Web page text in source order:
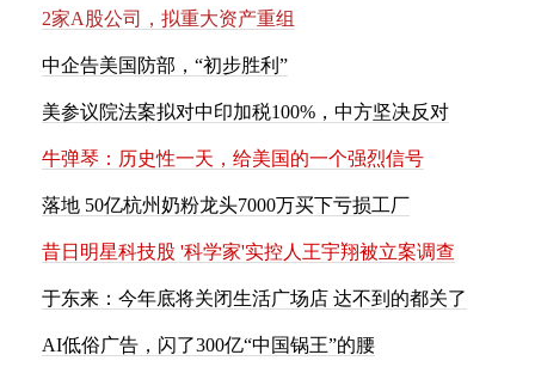
2家A 股公司 ， 拟重大资产重组
中企告美国 防部 ， “初步胜利 ”
美参议院法案拟对中印加税100% ， 中方坚决反 对
牛弹琴 ： 历史性一天 ， 给美国的一个强烈信号
落地 50亿杭州奶粉龙头7000万买下亏损工厂
昔日 明星科技股 '科学家'实控人 王宇翔被立案调查
于东来 ： 今年底将关闭生活广场店 达不到 的都关了
AI低俗广告 ， 闪了300亿“中 国锅王”的腰